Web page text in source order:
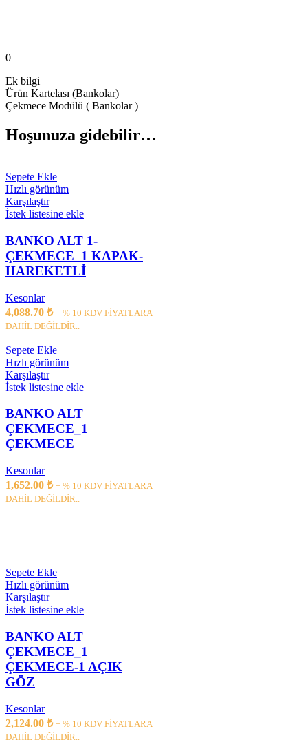
0
Ek bilgi
Ürün Kartelası (Bankolar)
Çekmece Modülü ( Bankolar )
Hoşunuza gidebilir…
Sepete Ekle
Hızlı görünüm
Karşılaştır
İstek listesine ekle
BANKO ALT 1-
ÇEKMECE_1 KAPAK-
HAREKETLİ
Kesonlar
4,088.70 ₺ + % 10 KDV FİYATLARA
DAHİL DEĞİLDİR..
Sepete Ekle
Hızlı görünüm
Karşılaştır
İstek listesine ekle
BANKO ALT
ÇEKMECE_1
ÇEKMECE
Kesonlar
1,652.00 ₺ + % 10 KDV FİYATLARA
DAHİL DEĞİLDİR..
Sepete Ekle
Hızlı görünüm
Karşılaştır
İstek listesine ekle
BANKO ALT
ÇEKMECE_1
ÇEKMECE-1 AÇIK
GÖZ
Kesonlar
2,124.00 ₺ + % 10 KDV FİYATLARA
DAHİL DEĞİLDİR..